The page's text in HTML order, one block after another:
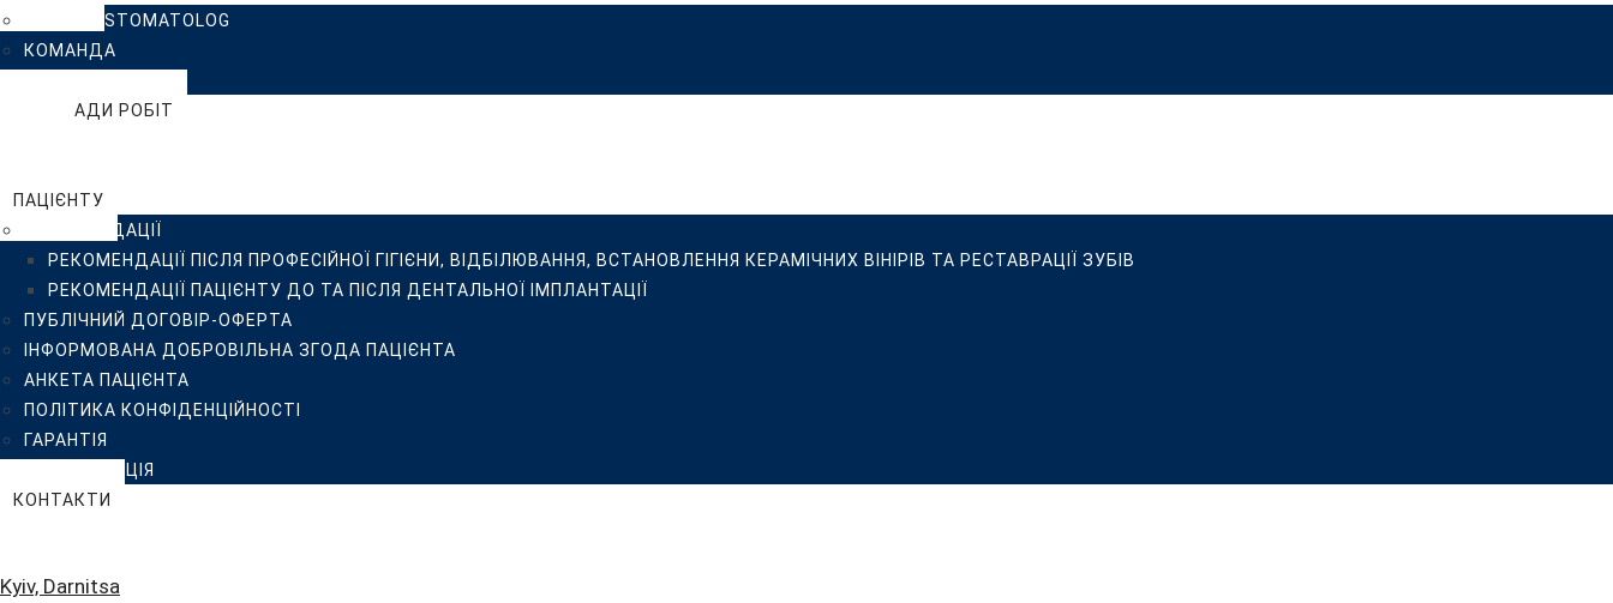
ІНФОРМОВАНА ДОБРОВІЛЬНА ЗГОДА ПАЦІЄНТА
АНКЕТА ПАЦІЄНТА
ГАРАНТІЯ
КЛІНІКА ISTOMATOLOG
КОМАНДА
ПРИКЛАДИ РОБІТ
ПАЦІЄНТУ
РЕКОМЕНДАЦІЇ
РЕКОМЕНДАЦІЇ ПІСЛЯ ПРОФЕСІЙНОЇ ГІГІЄНИ, ВІДБІЛЮВАННЯ, ВСТАНОВЛЕННЯ КЕРАМІЧНИХ ВІНІРІВ ТА РЕСТАВРАЦІЇ ЗУБІВ
РЕКОМЕНДАЦІЇ ПАЦІЄНТУ ДО ТА ПІСЛЯ ДЕНТАЛЬНОЇ ІМПЛАНТАЦІЇ
ПУБЛІЧНИЙ ДОГОВІР-ОФЕРТА
ІНФОРМОВАНА ДОБРОВІЛЬНА ЗГОДА ПАЦІЄНТА
АНКЕТА ПАЦІЄНТА
ПОЛІТИКА КОНФІДЕНЦІЙНОСТІ
ГАРАНТІЯ
СТЕРИЛІЗАЦІЯ
КОНТАКТИ
Kyiv, Darnitsa